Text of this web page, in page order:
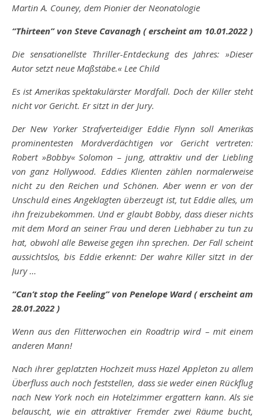
Martin A. Couney, dem Pionier der Neonatologie
“Thirteen” von Steve Cavanagh ( erscheint am 10.01.2022 )
Die sensationellste Thriller-Entdeckung des Jahres: »Dieser
Autor setzt neue Maßstäbe.« Lee Child
Es ist Amerikas spektakulärster Mordfall. Doch der Killer steht
nicht vor Gericht. Er sitzt in der Jury.
Der New Yorker Strafverteidiger Eddie Flynn soll Amerikas
prominentesten Mordverdächtigen vor Gericht vertreten:
Robert »Bobby« Solomon – jung, attraktiv und der Liebling
von ganz Hollywood. Eddies Klienten zählen normalerweise
nicht zu den Reichen und Schönen. Aber wenn er von der
Unschuld eines Angeklagten überzeugt ist, tut Eddie alles, um
ihn freizubekommen. Und er glaubt Bobby, dass dieser nichts
mit dem Mord an seiner Frau und deren Liebhaber zu tun zu
hat, obwohl alle Beweise gegen ihn sprechen. Der Fall scheint
aussichtslos, bis Eddie erkennt: Der wahre Killer sitzt in der
Jury …
“Can’t stop the Feeling” von Penelope Ward ( erscheint am
28.01.2022 )
Wenn aus den Flitterwochen ein Roadtrip wird – mit einem
anderen Mann!
Nach ihrer geplatzten Hochzeit muss Hazel Appleton zu allem
Überfluss auch noch feststellen, dass sie weder einen Rückflug
nach New York noch ein Hotelzimmer ergattern kann. Als sie
belauscht, wie ein attraktiver Fremder zwei Räume bucht,